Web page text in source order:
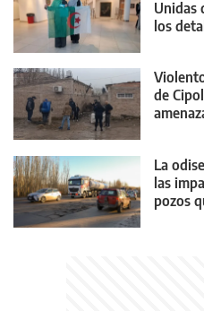
Unidas
los
de
La
las
pozos